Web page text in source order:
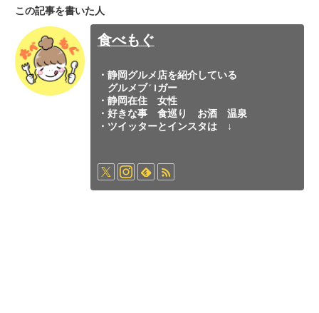
この記事を書いた人
食べもぐ
・静岡グルメ店を紹介している
グルメブロガー
・静岡在住 女性
・好きな事 食巡り お酒 温泉
・ツイッターとインスタは ↓